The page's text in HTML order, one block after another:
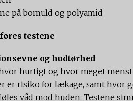
på bomuld og polyamid
testene
og hudtørhed
hurtigt og hvor meget
er risiko for lækage, samt hvor
våd mod huden. Testene